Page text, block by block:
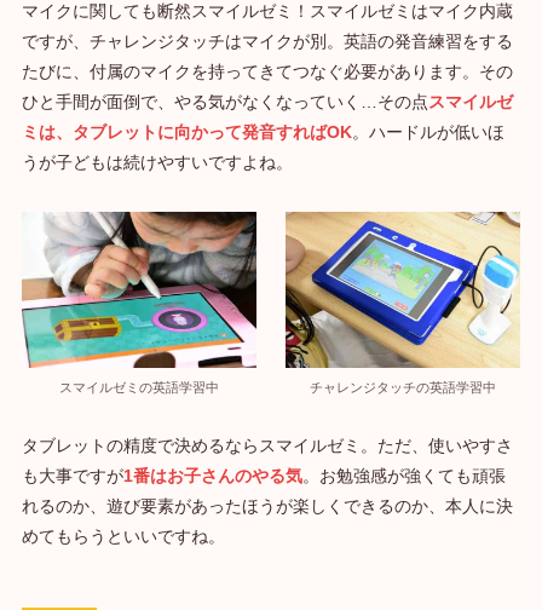
マイクに関しても断然スマイルゼミ！スマイルゼミはマイク内蔵
ですが、チャレンジタッチはマイクが別。英語の発音練習をする
たびに、付属のマイクを持ってきてつなぐ必要があります。その
ひと手間が面倒で、やる気がなくなっていく…その点スマイルゼ
ミは、タブレットに向かって発音すればOK。ハードルが低いほ
うが子どもは続けやすいですよね。
スマイルゼミの英語学習中 チャレンジタッチの英語学習中
タブレットの精度で決めるならスマイルゼミ。ただ、使いやすさ
も大事ですが1番はお子さんのやる気。お勉強感が強くても頑張
れるのか、遊び要素があったほうが楽しくできるのか、本人に決
めてもらうといいですね。